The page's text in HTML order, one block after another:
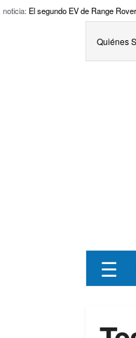
noticia: El segundo EV de Range Rover
Quiénes
☰